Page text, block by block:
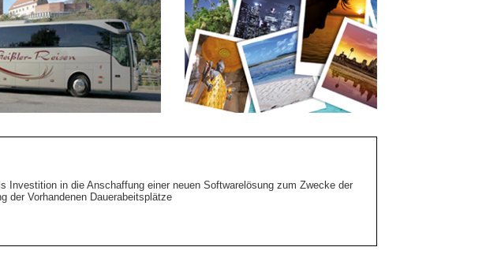
Investition in die Anschaffung einer neuen Softwarelösung zum Zwecke der
der Vorhandenen Dauerabeitsplätze